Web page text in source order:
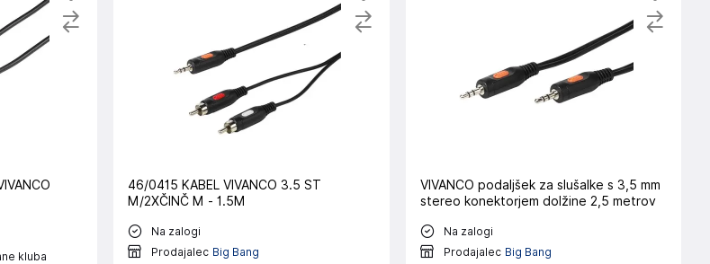
kluba
46/0415 KABEL VIVANCO 3.5 ST
M/2XČINČ M - 1.5M
Na zalogi
Prodajalec Big Bang
VIVANCO podaljšek za slušalke s 3,5 mm
stereo konektorjem dolžine 2,5 metrov
Na zalogi
Prodajalec Big Bang